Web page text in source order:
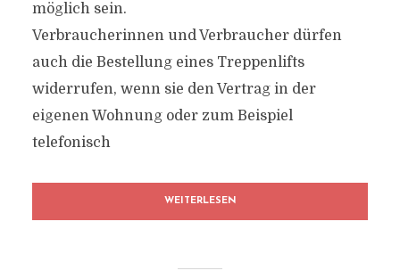
möglich sein.
Verbraucherinnen und Verbraucher dürfen
auch die Bestellung eines Treppenlifts
widerrufen, wenn sie den Vertrag in der
eigenen Wohnung oder zum Beispiel
telefonisch
WEITERLESEN